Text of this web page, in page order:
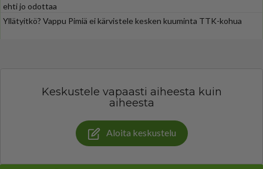
ehti jo odottaa
Yllätyitkö? Vappu Pimiä ei kärvistele kesken kuuminta TTK-kohua
Keskustele vapaasti aiheesta kuin
aiheesta
Aloita keskustelu